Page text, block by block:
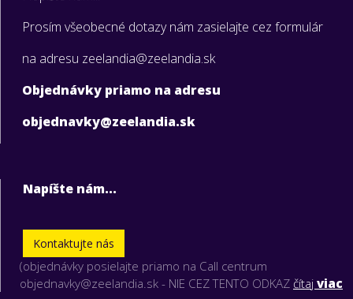
Prosím všeobecné dotazy nám zasielajte cez formulár
na adresu zeelandia@zeelandia.sk
Objednávky priamo na adresu
objednavky@zeelandia.sk
Napíšte nám...
Kontaktujte nás
(objednávky posielajte priamo na Call centrum
objednavky@zeelandia.sk - NIE CEZ TENTO ODKAZ čítaj viac